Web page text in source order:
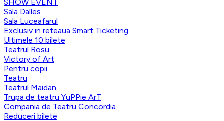
SHOW EVENT
Sala Dalles
Sala Luceafarul
Exclusiv in reteaua Smart Ticketing
Ultimele 10 bilete
Teatrul Rosu
Victory of Art
Pentru copii
Teatru
Teatrul Maidan
Trupa de teatru YuPPie ArT
Compania de Teatru Concordia
Reduceri bilete